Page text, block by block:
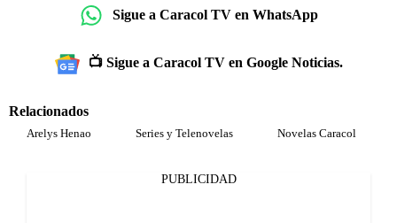
Sigue a Caracol TV en WhatsApp
📺 Sigue a Caracol TV en Google Noticias.
Relacionados
Arelys Henao Series y Telenovelas Novelas Caracol
PUBLICIDAD